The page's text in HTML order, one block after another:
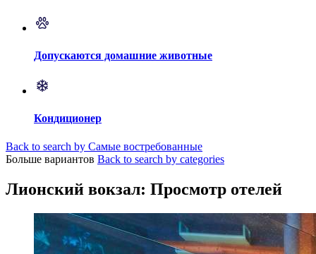
Допускаются домашние животные
Кондиционер
Back to search by Самые востребованные
Больше вариантов Back to search by categories
Лионский вокзал: Просмотр отелей